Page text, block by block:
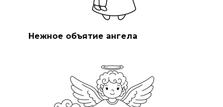
Нежное объятие ангела